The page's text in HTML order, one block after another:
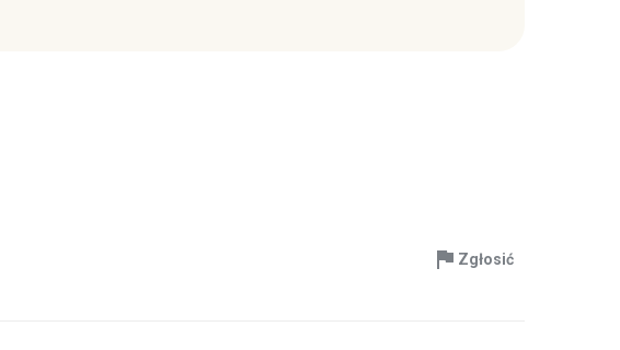
Zgłosić